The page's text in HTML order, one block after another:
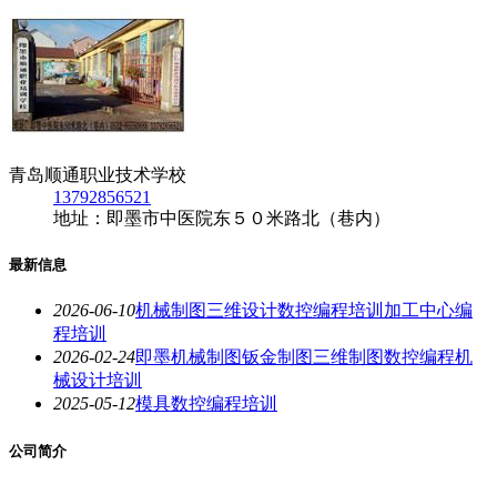
青岛顺通职业技术学校
13792856521
地址：即墨市中医院东５０米路北（巷内）
最新信息
2026-06-10机械制图三维设计数控编程培训加工中心编
程培训
2026-02-24即墨机械制图钣金制图三维制图数控编程机
械设计培训
2025-05-12模具数控编程培训
公司简介